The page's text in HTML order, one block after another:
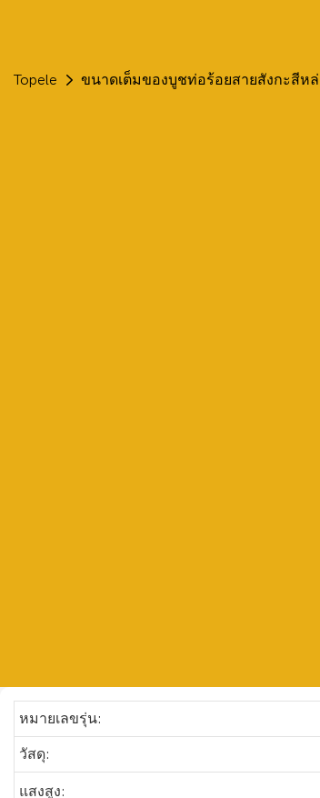
Topele ขนาดเต็มของบูชท่อร้อยสายสังกะสี
หมายเลขรุ่น:
วัสดุ:
แสงสูง: